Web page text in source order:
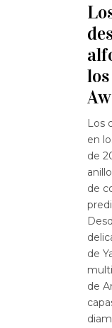
Los
en
de
de
de
de